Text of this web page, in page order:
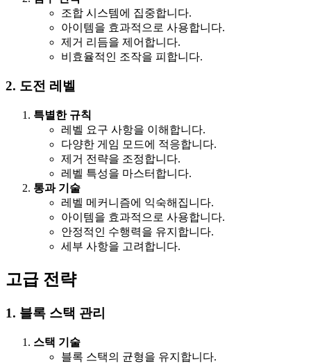
조합 시스템에 집중합니다.
아이템을 효과적으로 사용합니다.
제거 리듬을 제어합니다.
비효율적인 조작을 피합니다.
2. 도전 레벨
특별한 규칙
레벨 요구 사항을 이해합니다.
다양한 게임 모드에 적응합니다.
제거 전략을 조정합니다.
레벨 특성을 마스터합니다.
통과 기술
레벨 메커니즘에 익숙해집니다.
아이템을 효과적으로 사용합니다.
안정적인 수행력을 유지합니다.
세부 사항을 고려합니다.
고급 전략
1. 블록 스택 관리
스택 기술
블록 스택의 균형을 유지합니다.